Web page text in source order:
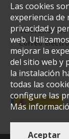
Las cookies
experiencia de
privacidad y
web.
mejorar la
del sitio web y
la instalación
todas las
configure las
Más
Aceptar
Teléfono:977
Correo